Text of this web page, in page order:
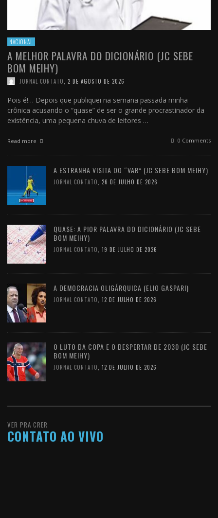
NACIONAL
A MELHOR PALAVRA DO DICIONÁRIO (JC SEBE
BOM MEIHY)
JORNAL CONTATO 2 DE AGOSTO DE 2026
Pois é!… Depois que publiquei na semana passada minha
crônica acusando o “quase” de ser o grande procrastinador da
existência, uma pequena chuva de leitores …
Read more 0 Comments
A ESTRANHA VISITA DO “VAR” (JC SEBE BOM MEIHY)
JORNAL CONTATO 26 DE JULHO DE 2026
QUASE: A PIOR PALAVRA DO DICIONÁRIO (JC SEBE
BOM MEIHY)
JORNAL CONTATO 19 DE JULHO DE 2026
A DEMOCRACIA OLIGÁRQUICA (ELIO GASPARI)
JORNAL CONTATO 12 DE JULHO DE 2026
O LUTO DA COPA E O DESPERTAR DE 2030 (JC SEBE
BOM MEIHY)
JORNAL CONTATO 12 DE JULHO DE 2026
VER PRA CRER
CONTATO AO VIVO